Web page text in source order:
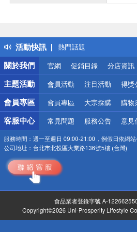
活動快訊
得獎公告
熱門話題
銀行優惠
偏遠地區配送
詐騙網頁！請小心！
關於我們
官網 促銷目錄 分店資訊
主題活動 會員活動 注目活動 得獎
會員專區 會員專區 大宗採購 購物
客服中心 常見問題 服務公告 意見
服務時間： 週一至週日 09:00-21:00，例假日依網
公司地址： 台北市北投區大業路136號5樓 (台灣)
食品業者登錄字號 A-
Copyright©2026 Uni-Prosperity Lifestyle